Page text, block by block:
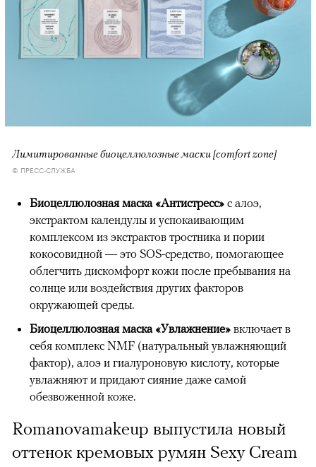
Лимитированные биоцеллюлозные маски [comfort zone]
© ПРЕСС-СЛУЖБА
Биоцеллюлозная маска «Антистресс» с алоэ,
экстрактом календулы и успокаивающим
комплексом из экстрактов тростника и пории
кокосовидной — это SOS-средство, помогающее
облегчить дискомфорт кожи после пребывания на
солнце или воздействия других факторов
окружающей среды.
Биоцеллюлозная маска «Увлажнение» включает в
себя комплекс NMF (натуральный увлажняющий
фактор), алоэ и гиалуроновую кислоту, которые
увлажняют и придают сияние даже самой
обезвоженной коже.
Romanovamakeup выпустила новый
оттенок кремовых румян Sexy Cream